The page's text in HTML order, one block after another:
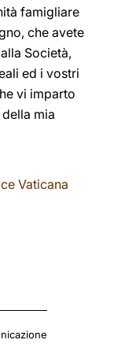
famigliare
che avete
Società,
ed i vostri
vi imparto
mia
Vaticana